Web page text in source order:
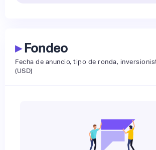
▸Fondeo
Fecha de anuncio, tipo de ronda,
(USD)